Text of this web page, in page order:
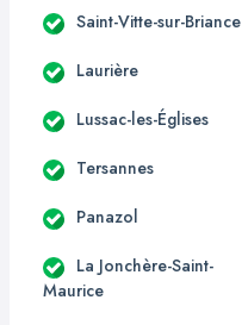
Saint-Vitte-sur-Briance
Laurière
Lussac-les-Églises
Tersannes
Panazol
La Jonchère-Saint-
Maurice